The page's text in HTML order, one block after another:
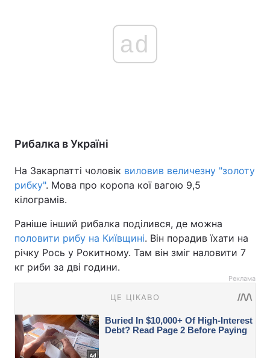
ad
Рибалка в Україні
На Закарпатті чоловік виловив величезну "золоту
рибку". Мова про коропа кої вагою 9,5
кілограмів.
Раніше інший рибалка поділився, де можна
половити рибу на Київщині. Він порадив їхати на
річку Рось у Рокитному. Там він зміг наловити 7
кг риби за дві години.
Реклама